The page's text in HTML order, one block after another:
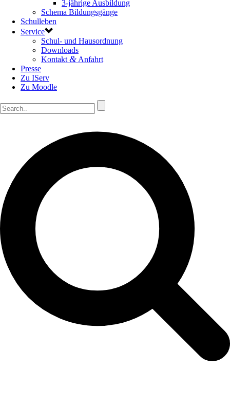
3-jährige Ausbildung
Schema Bildungsgänge
Schulleben
Service
Schul- und Hausordnung
Downloads
Kontakt & Anfahrt
Presse
Zu IServ
Zu Moodle